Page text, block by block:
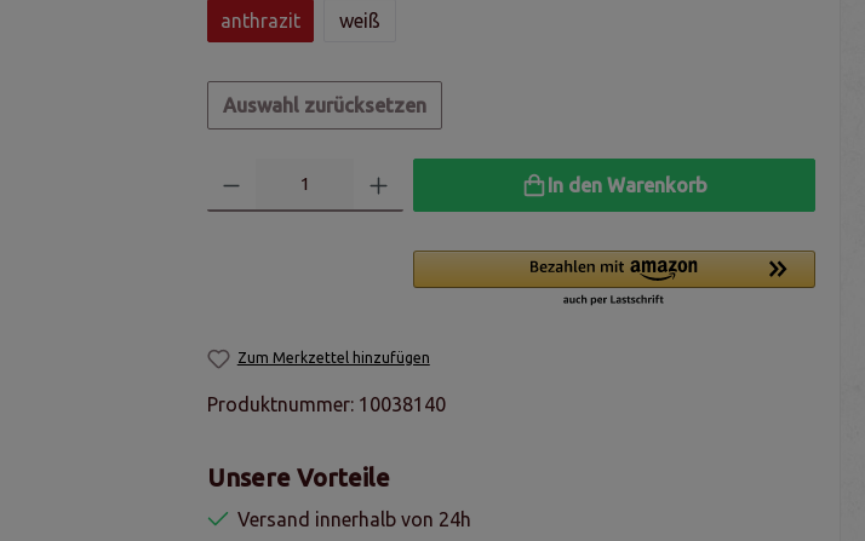
anthrazit weiß
Auswahl zurücksetzen
In den Warenkorb
Zum Merkzettel hinzufügen
Produktnummer: 10038140
Unsere Vorteile
Versand innerhalb von 24h